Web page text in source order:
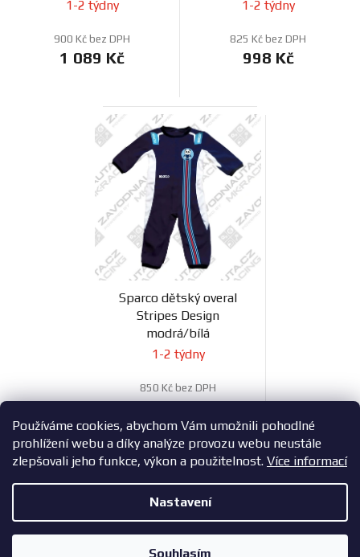
Používáme cookies, abychom Vám umožnili pohodlné
prohlížení webu a díky analýze provozu webu neustále
zlepšovali jeho funkce, výkon a použitelnost. Více informací
Nastavení
Souhlasím
1-2 týdny
900 Kč bez DPH
1 089 Kč
1-2 týdny
825 Kč bez DPH
998 Kč
Sparco dětský overal
Stripes Design
modrá/bílá
1-2 týdny
850 Kč bez DPH
1 029 Kč
O
v
l
3položek celkem
Copyright 2026ZavodniAuta.cz. Všechna práva vyhrazena.|
Zásady ochrany osobních údajů